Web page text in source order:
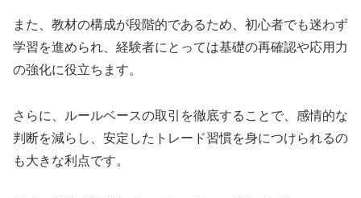
また、教材の構成が段階的であるため、初心者でも迷わず
学習を進められ、経験者にとっては基礎の再確認や応用力
の強化に役立ちます。
さらに、ルールベースの取引を徹底することで、感情的な
判断を減らし、安定したトレード習慣を身につけられるの
も大きな利点です。